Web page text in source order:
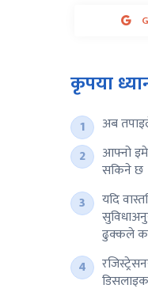
कृपया
अब
आफ्नो
सकिने छ
यदि
ढुक्कले